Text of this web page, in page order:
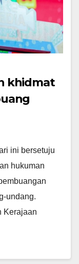
khidmat
ini bersetuju
hukuman
undang.
Kerajaan